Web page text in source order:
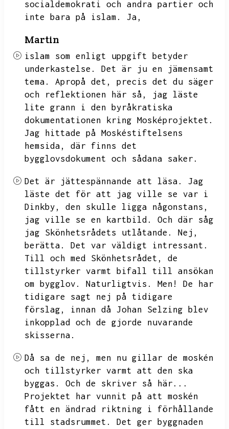
socialdemokrati och andra partier och
inte bara på islam.
Ja,
Martin
islam som enligt uppgift betyder
underkastelse.
Det är ju en jämensamt
tema.
Apropå det,
precis det du säger
och reflektionen här så,
jag läste
lite grann i den byråkratiska
dokumentationen kring Mosképrojektet.
Jag hittade på Moskéstiftelsens
hemsida,
där finns det
bygglovsdokument och sådana saker.
Det är jättespännande att läsa.
Jag
läste det för att jag ville se var i
Dinkby,
den skulle ligga någonstans,
jag ville se en kartbild.
Och där såg
jag Skönhetsrådets utlåtande.
Nej,
berätta.
Det var väldigt intressant.
Till och med Skönhetsrådet,
de
tillstyrker varmt bifall till ansökan
om bygglov.
Naturligtvis. Men!
De har
tidigare sagt nej på tidigare
förslag,
innan då Johan Selzing blev
inkopplad och de gjorde nuvarande
skisserna.
Då sa de nej,
men nu gillar de moskén
och tillstyrker varmt att den ska
byggas.
Och de skriver så här...
Projektet har vunnit på att moskén
fått en ändrad riktning i förhållande
till stadsrummet.
Det ger byggnaden